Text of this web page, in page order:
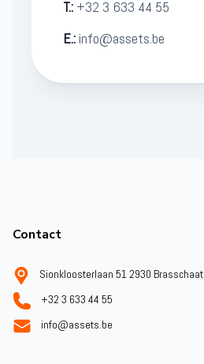
T.: +32 3 633 44 55
E.: info@assets.be
Contact
Sionkloosterlaan 51 2930 Brasschaat
+32 3 633 44 55
info@assets.be